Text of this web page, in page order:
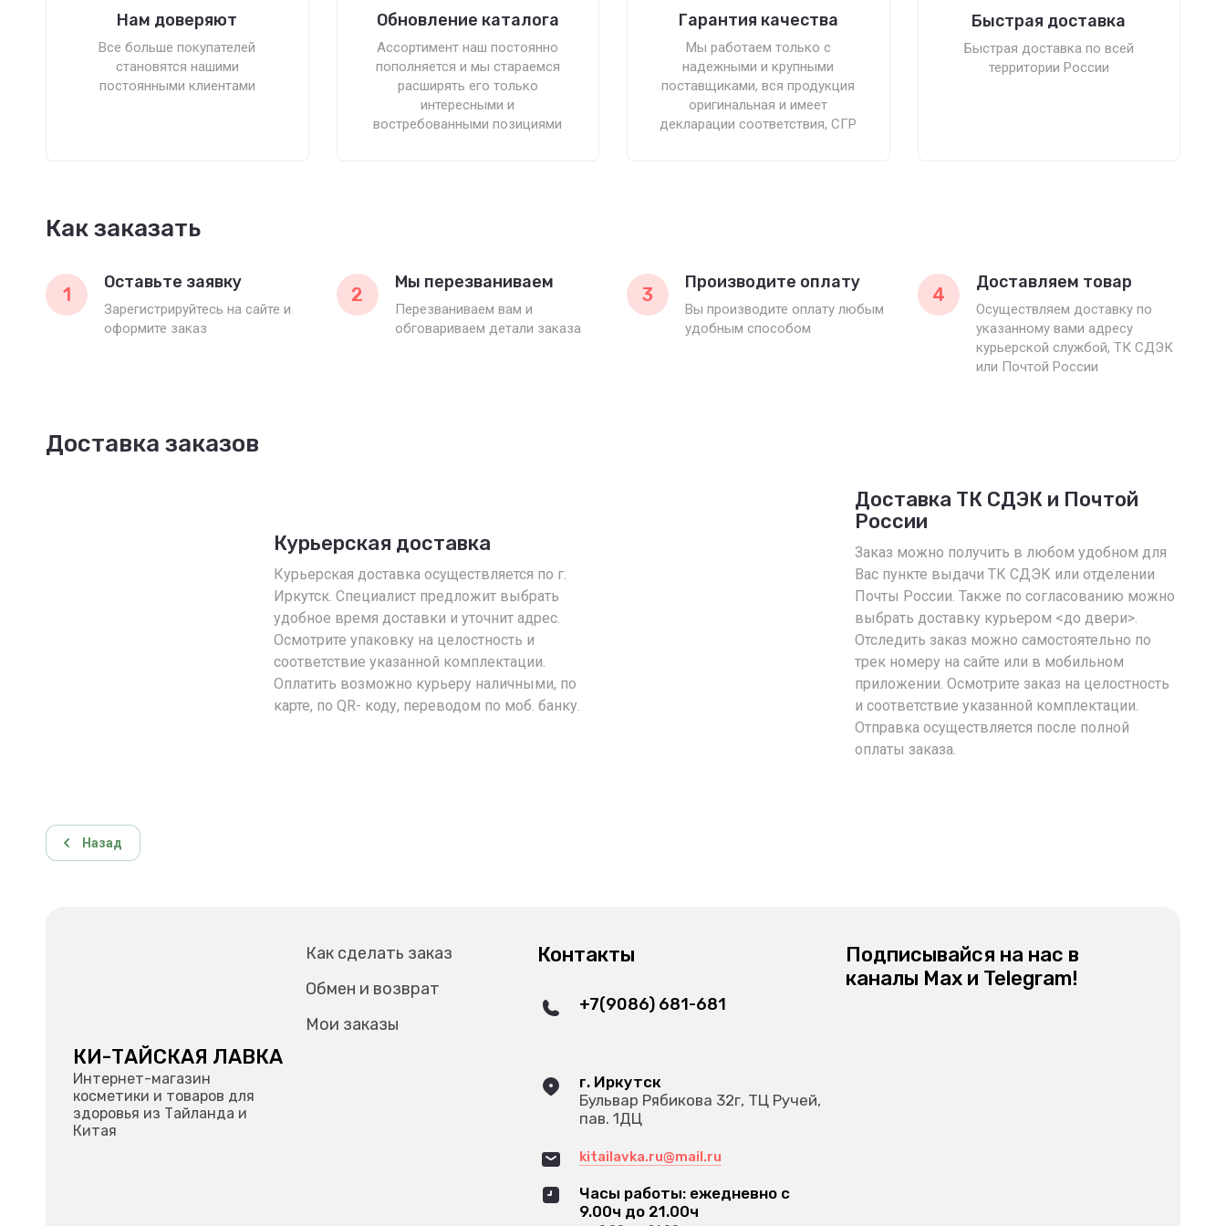
Нам доверяют
Все больше покупателей
становятся нашими
постоянными клиентами
Обновление каталога
Ассортимент наш постоянно
пополняется и мы стараемся
расширять его только
интересными и
востребованными позициями
Гарантия качества
Мы работаем только с
надежными и крупными
поставщиками, вся продукция
оригинальная и имеет
декларации соответствия, СГР
Быстрая доставка
Быстрая доставка по всей
территории России
Как заказать
1
Оставьте заявку
Зарегистрируйтесь на сайте и
оформите заказ
2
Мы перезваниваем
Перезваниваем вам и
обговариваем детали заказа
3
Производите оплату
Вы производите оплату любым
удобным способом
4
Доставляем товар
Осуществляем доставку по
указанному вами адресу
курьерской службой, ТК СДЭК
или Почтой России
Доставка заказов
Курьерская доставка
Курьерская доставка осуществляется по г.
Иркутск. Специалист предложит выбрать
удобное время доставки и уточнит адрес.
Осмотрите упаковку на целостность и
соответствие указанной комплектации.
Оплатить возможно курьеру наличными, по
карте, по QR- коду, переводом по моб. банку.
Доставка ТК СДЭК и Почтой
России
Заказ можно получить в любом удобном для
Вас пункте выдачи ТК СДЭК или отделении
Почты России. Также по согласованию можно
выбрать доставку курьером <до двери>.
Отследить заказ можно самостоятельно по
трек номеру на сайте или в мобильном
приложении. Осмотрите заказ на целостность
и соответствие указанной комплектации.
Отправка осуществляется после полной
оплаты заказа.
Назад
КИ-ТАЙСКАЯ ЛАВКА
Интернет-магазин
косметики и товаров для
здоровья из Тайланда и
Китая
Как сделать заказ
Обмен и возврат
Мои заказы
Контакты
+7(9086) 681-681
г. Иркутск
Бульвар Рябикова 32г, ТЦ Ручей,
пав. 1ДЦ
kitailavka.ru@mail.ru
Часы работы: ежедневно с
9.00ч до 21.00ч
Подписывайся на нас в
каналы Мах и Telegram!